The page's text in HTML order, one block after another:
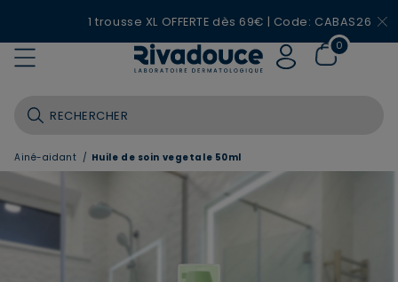
1 trousse XL OFFERTE dès 69€ | Code: CABAS26
0
Ainé-aidant / Huile de soin vegetale 50ml